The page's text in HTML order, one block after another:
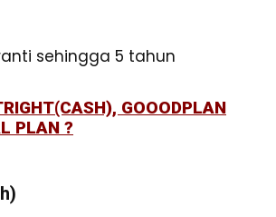
sehingga 5 tahun
GOOODPLAN
PLAN ?